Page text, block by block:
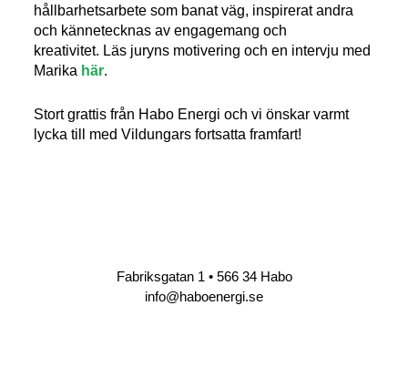
hållbarhetsarbete som banat väg, inspirerat andra
och kännetecknas av engagemang och
kreativitet. Läs juryns motivering och en intervju med
Marika här.
Stort grattis från Habo Energi och vi önskar varmt
lycka till med Vildungars fortsatta framfart!
Fabriksgatan 1 • 566 34 Habo
info@haboenergi.se